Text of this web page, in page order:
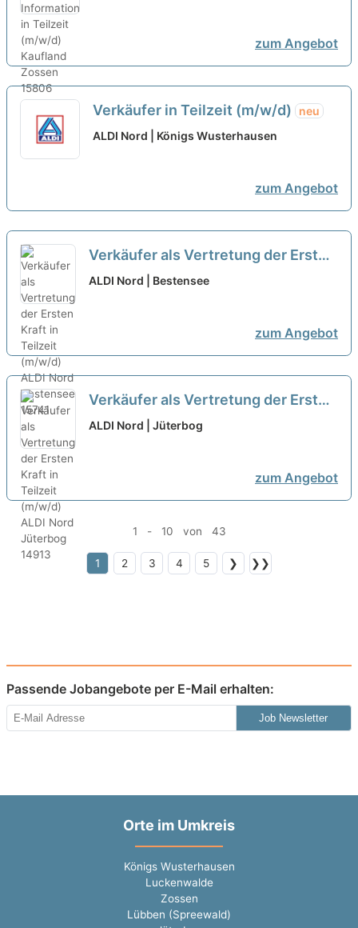
zum Angebot
Verkäufer in Teilzeit (m/w/d)
neu
ALDI Nord | Königs Wusterhausen
zum Angebot
Verkäufer als Vertretung der Ersten
Kraft in Teilzeit (m/w/d)
ALDI Nord | Bestensee
zum Angebot
Verkäufer als Vertretung der Ersten
Kraft in Teilzeit (m/w/d)
ALDI Nord | Jüterbog
zum Angebot
1 - 10 von 43
1 2 3 4 5 ❯ ❯❯
Passende Jobangebote per E-Mail erhalten:
Job Newsletter
Orte im Umkreis
Königs Wusterhausen
Luckenwalde
Zossen
Lübben (Spreewald)